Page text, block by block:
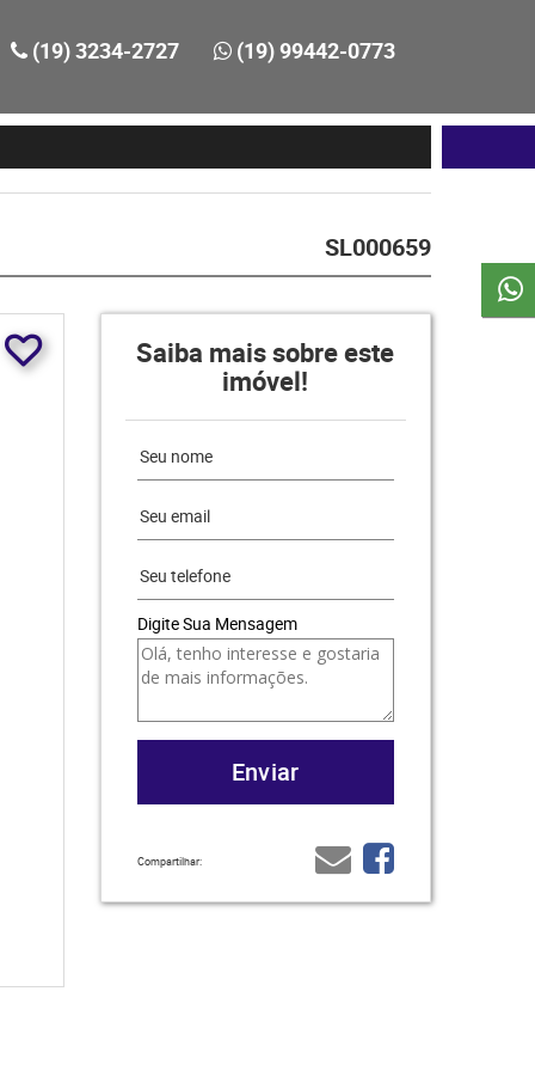
(19) 99442-0773
(19) 3234-2727
SL000659
Saiba mais sobre este
imóvel!
Digite Sua Mensagem
Compartilhar: